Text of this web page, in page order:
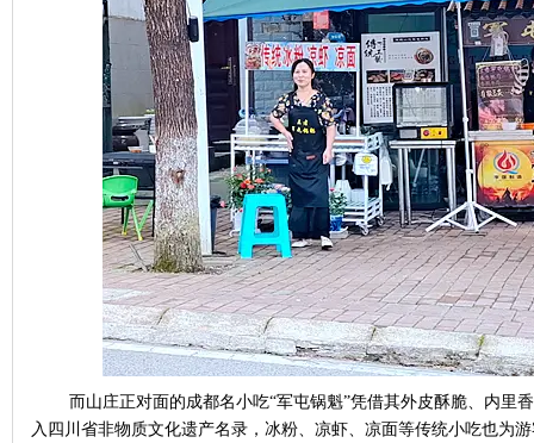
而山庄正对面的成都名小吃“军屯锅魁”凭借其外皮酥脆、内里
入四川省非物质文化遗产名录，冰粉、凉虾、凉面等传统小吃也为